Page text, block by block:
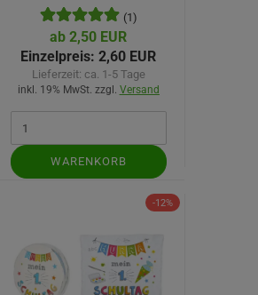
(1)
ab 2,50 EUR
Einzelpreis: 2,60 EUR
Lieferzeit: ca. 1-5 Tage
inkl. 19% MwSt. zzgl. Versand
WARENKORB
-12%